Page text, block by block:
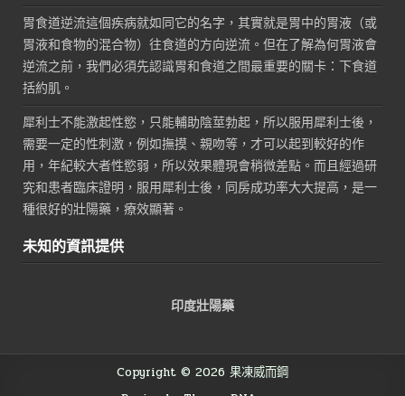
胃食道逆流這個疾病就如同它的名字，其實就是胃中的胃液（或
胃液和食物的混合物）往食道的方向逆流。但在了解為何胃液會
逆流之前，我們必須先認識胃和食道之間最重要的關卡：下食道
括約肌。
犀利士不能激起性慾，只能輔助陰莖勃起，所以服用犀利士後，
需要一定的性刺激，例如撫摸、親吻等，才可以起到較好的作
用，年紀較大者性慾弱，所以效果體現會稍微差點。而且經過研
究和患者臨床證明，服用犀利士後，同房成功率大大提高，是一
種很好的壯陽藥，療效顯著。
未知的資訊提供
印度壯陽藥
Copyright © 2026 果凍威而鋼